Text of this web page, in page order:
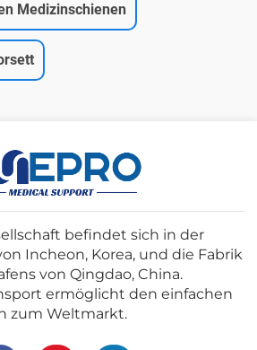
Medizinschienen
befindet sich in der
Incheon, Korea, und die Fabrik
von Qingdao, China.
ermöglicht den einfachen
zum Weltmarkt.